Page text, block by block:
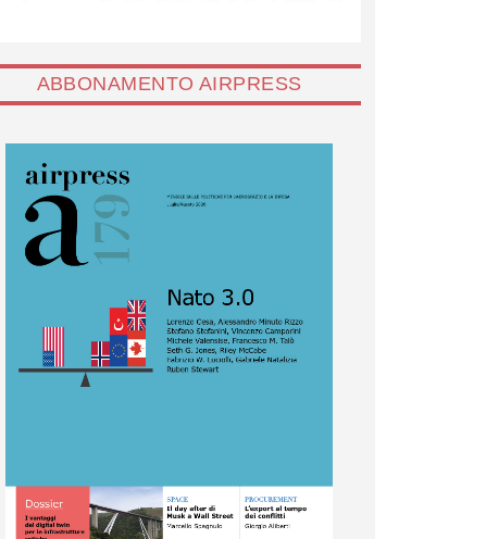
ABBONAMENTO AIRPRESS